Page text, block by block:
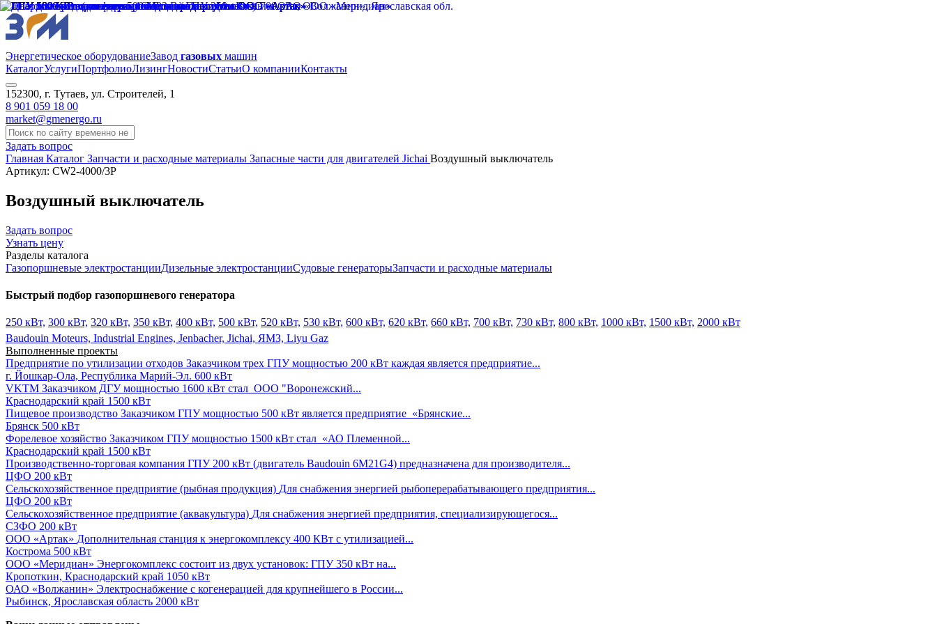
Энергетическое оборудованиеЗавод газовых машин
КаталогУслугиПортфолиоЛизингНовостиСтатьиО компанииКонтакты
152300, г. Тутаев, ул. Строителей, 1
8 901 059 18 00
market@gmenergo.ru
Задать вопрос
Главная Каталог Запчасти и расходные материалы Запасные части для двигателей Jichai Воздушный выключатель
Артикул: CW2-4000/3P
Воздушный выключатель
Задать вопрос
Узнать цену
Разделы каталога
Газопоршневые электростанцииДизельные электростанцииСудовые генераторыЗапчасти и расходные материалы
Быстрый подбор газопоршневого генератора
250 кВт, 300 кВт, 320 кВт, 350 кВт, 400 кВт, 500 кВт, 520 кВт, 530 кВт, 600 кВт, 620 кВт, 660 кВт, 700 кВт, 730 кВт, 800 кВт, 1000 кВт, 1500 кВт, 2000 кВт
Baudouin Moteurs, Industrial Engines, Jenbacher, Jichai, ЯМЗ, Liyu Gaz
Выполненные проекты
Предприятие по утилизации отходов Заказчиком трех ГПУ мощностью 200 кВт каждая является предприятие...
г. Йошкар-Ола, Республика Марий-Эл. 600 кВт
VKTM Заказчиком ДГУ мощностью 1600 кВт стал ООО "Воронежский...
Краснодарский край 1500 кВт
Пищевое производство Заказчиком ГПУ мощностью 500 кВт является предприятие «Брянские...
Брянск 500 кВт
Форелевое хозяйство Заказчиком ГПУ мощностью 1500 кВт стал «АО Племенной...
Краснодарский край 1500 кВт
Производственно-торговая компания ГПУ 200 кВт (двигатель Baudouin 6M21G4) предназначена для производителя...
ЦФО 200 кВт
Сельскохозяйственное предприятие (рыбная продукция) Для снабжения энергией рыбоперерабатывающего предприятия...
ЦФО 200 кВт
Сельскохозяйственное предприятие (аквакультура) Для снабжения энергией предприятия, специализирующегося...
СЗФО 200 кВт
ООО «Артак» Дополнительная станция к энергокомплексу 400 КВт с утилизацией...
Кострома 500 кВт
ООО «Меридиан» Энергокомплекс состоит из двух установок: ГПУ 350 кВт на...
Кропоткин, Краснодарский край 1050 кВт
ОАО «Волжанин» Электроснабжение с когенерацией для крупнейшего в России...
Рыбинск, Ярославская область 2000 кВт